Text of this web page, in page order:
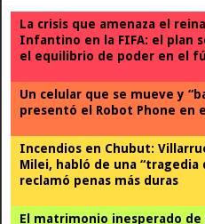
La crisis que amenaza el
Infantino en la FIFA: el plan
el equilibrio de poder en el
Un celular que se mueve y
presentó el Robot Phone en
Incendios en Chubut:
Milei, habló de una “tragedia
reclamó penas más duras
El matrimonio inesperado de